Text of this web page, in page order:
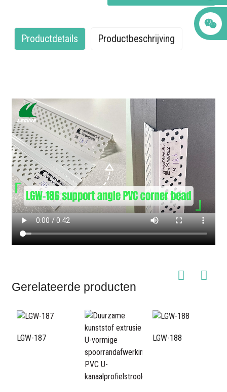
Productdetails Productbeschrijving
Gerelateerde producten
LGW-187 LGW-188